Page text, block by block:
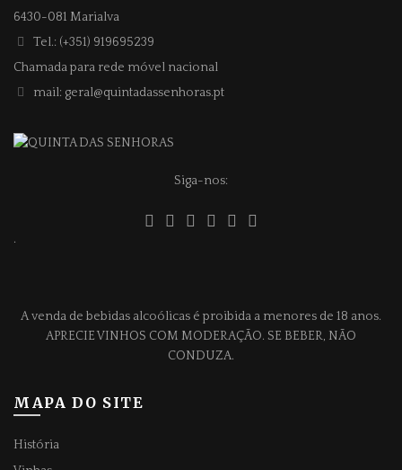
6430-081 Marialva
Tel.: (+351) 919695239
Chamada para rede móvel nacional
mail: geral@quintadassenhoras.pt
Siga-nos:
.
A venda de bebidas alcoólicas é proibida a menores de 18 anos.
APRECIE VINHOS COM MODERAÇÃO. SE BEBER, NÃO
CONDUZA.
MAPA DO SITE
História